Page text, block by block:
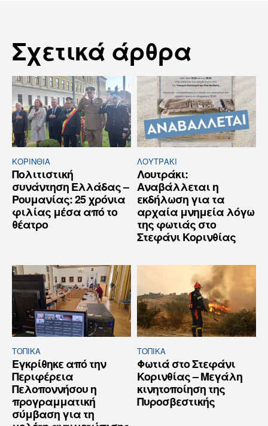
Σχετικά άρθρα
ΚΟΡΙΝΘΊΑ
Πολιτιστική
συνάντηση Ελλάδας –
Ρουμανίας: 25 χρόνια
φιλίας μέσα από το
θέατρο
ΛΟΥΤΡΆΚΙ
Λουτράκι:
Αναβάλλεται η
εκδήλωση για τα
αρχαία μνημεία λόγω
της φωτιάς στο
Στεφάνι Κορινθίας
ΤΟΠΙΚΑ
Εγκρίθηκε από την
Περιφέρεια
Πελοποννήσου η
προγραμματική
σύμβαση για τη
ΤΟΠΙΚΑ
Φωτιά στο Στεφάνι
Κορινθίας – Μεγάλη
κινητοποίηση της
Πυροσβεστικής